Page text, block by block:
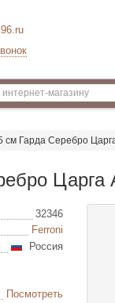
см Гарда Серебро
Царга
32346
Ferroni
Россия
Посмотреть